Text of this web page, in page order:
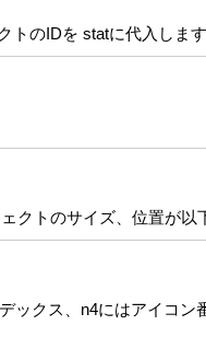
のIDを statに代入します
クトのサイズ、位置が以
ックス、n4にはアイコン